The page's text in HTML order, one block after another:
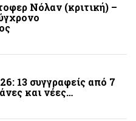
Νόλαν (κριτική) –
13 συγγραφείς από 7
και νέες…